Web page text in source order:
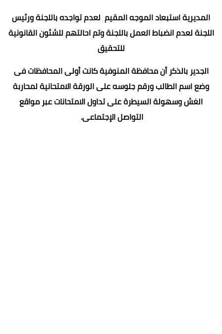
المديرية استبعاد الموجه المقيم لعدم تواجده باللجنة ورئيس
اللجنة لعدم انضباط العمل باللجنة وتم احالتهم للشئون القانونية
للتحقيق
الجدير بالذكر أن محافظة المنوفية كانت أولى المحافظات فى
وضع اسم الطالب ورقم جلوسه على الورقة الامتحانية لمحاربة
الغش وسهولة السيطرة على تداول الامتحانات عبر مواقع
التواصل الإجتماعى.